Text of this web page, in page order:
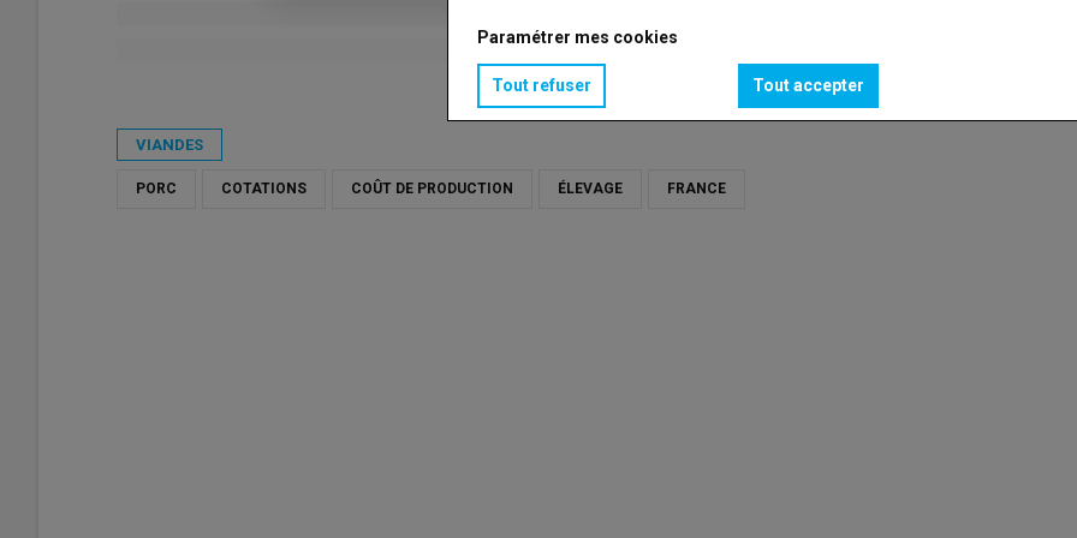
Catherine Takougang
VIANDES
PORC COTATIONS COÛT DE PRODUCTION ÉLEVAGE FRANCE
Paramétrer mes cookies
Tout refuser Tout accepter